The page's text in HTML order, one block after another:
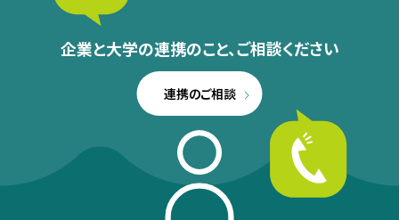
企業と大学の連携のこと、ご相談ください
連携のご相談